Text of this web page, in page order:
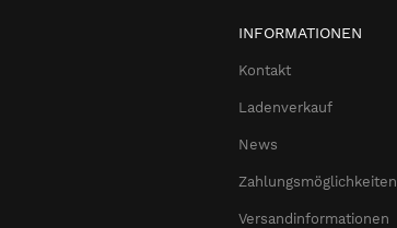
INFORMATIONEN
Kontakt
Ladenverkauf
News
Zahlungsmöglichkeiten
Versandinformationen